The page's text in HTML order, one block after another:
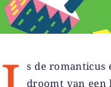
s de romanticus
droomt van een